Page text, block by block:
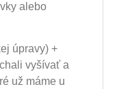
alebo
úpravy) +
vyšívať a
už máme u